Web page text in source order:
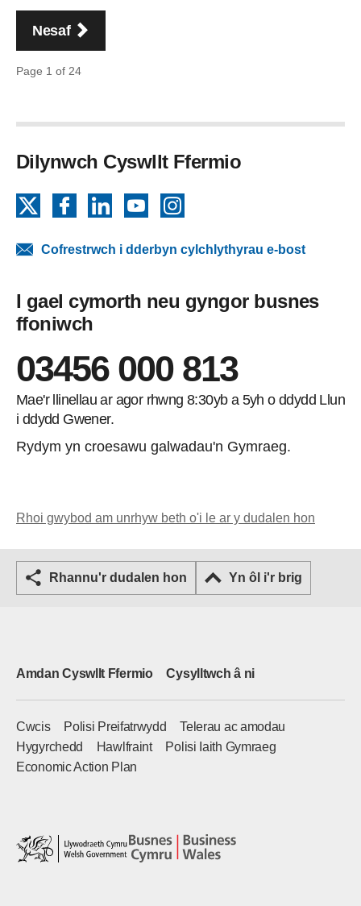
Pagination
Nesaf
Page 1 of 24
Dilynwch Cyswllt Ffermio
FacebookLinkedInYouTube
Cofrestrwch i dderbyn cylchlythyrau e-bost
I gael cymorth neu gyngor busnes
ffoniwch
03456 000 813
Mae'r llinellau ar agor rhwng 8:30yb a 5yh o ddydd Llun
i ddydd Gwener.
Rydym yn croesawu galwadau'n Gymraeg.
Rhoi gwybod am unrhyw beth o'i le ar y dudalen hon
Rhannu'r dudalen hon Yn ôl i'r brig
Amdan Cyswllt Ffermio Cysylltwch â ni
Cwcis Polisi Preifatrwydd
Telerau ac amodau
Hygyrchedd
Hawlfraint
Polisi Iaith Gymraeg
Economic Action Plan